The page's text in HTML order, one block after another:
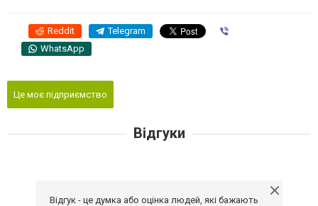
Reddit Telegram
WhatsApp
Це моє підприємство
Відгуки
Відгук - це думка або оцінка людей, які бажають